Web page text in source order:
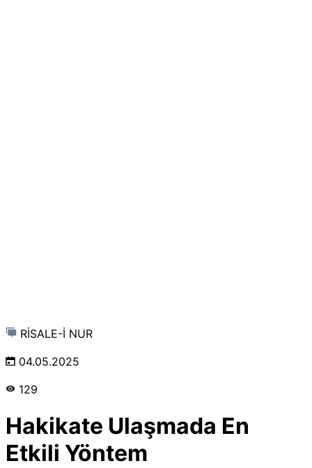
RİSALE-İ NUR
04.05.2025
129
Hakikate Ulaşmada En
Etkili Yöntem